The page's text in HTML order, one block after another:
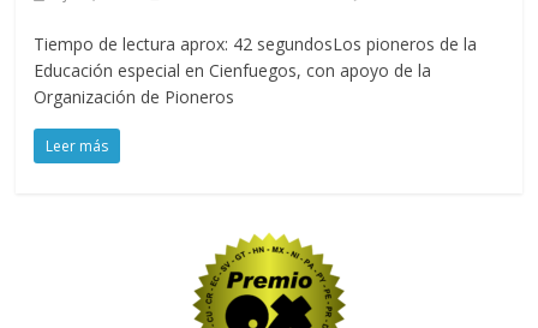
Tiempo de lectura aprox: 42 segundosLos pioneros de la
Educación especial en Cienfuegos, con apoyo de la
Organización de Pioneros
Leer más